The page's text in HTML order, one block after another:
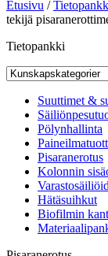
Etusivu /
tekijä
Tietopankki
Suuttimet &
Pölynhallinta
Pisaranerotus
Kolonnin
Hätäsuihkut
Biofilmin